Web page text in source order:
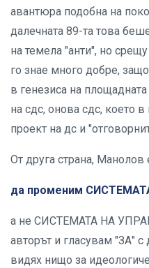
авантюра подобна на
далечната 89-та това
на темела "анти", но
го знае много добре,
в генезиса на
на сдс, онова сдс, което
проект на дс и
От друга страна, Манолов
да променим
а не СИСТЕМАТА НА
авторът и гласувам "ЗА" с
видях нищо за